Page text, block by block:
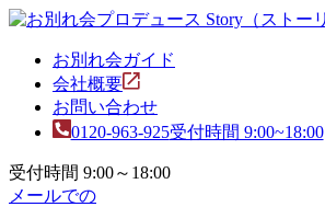
お別れ会ガイド
会社概要
お問い合わせ
0120-963-925受付時間 9:00~18:00
受付時間 9:00～18:00
メールでの